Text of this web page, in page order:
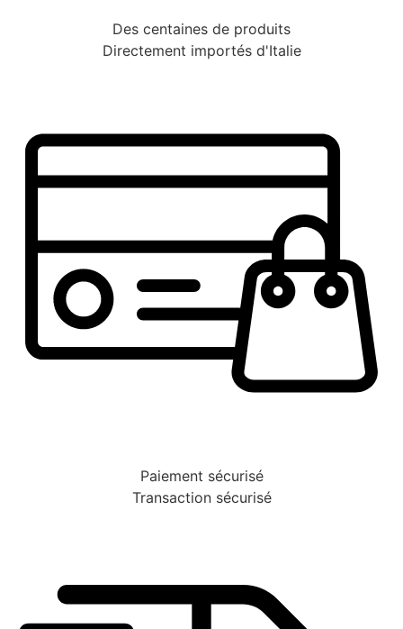
Des centaines de produits
Directement importés d'Italie
Paiement sécurisé
Transaction sécurisé